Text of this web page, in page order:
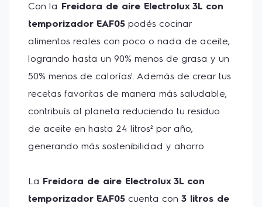
Con la Freidora de aire Electrolux 3L con
temporizador EAF05 podés cocinar
alimentos reales con poco o nada de aceite,
logrando hasta un 90% menos de grasa y un
50% menos de calorías¹. Además de crear tus
recetas favoritas de manera más saludable,
contribuís al planeta reduciendo tu residuo
de aceite en hasta 24 litros² por año,
generando más sostenibilidad y ahorro.
La Freidora de aire Electrolux 3L con
temporizador EAF05 cuenta con 3 litros de